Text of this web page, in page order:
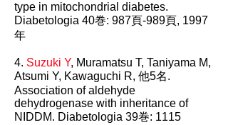
type in mitochondrial diabetes.
Diabetologia 40巻: 987頁-989頁, 1997
年
4. Suzuki Y, Muramatsu T, Taniyama M,
Atsumi Y, Kawaguchi R, 他5名.
Association of aldehyde
dehydrogenase with inheritance of
NIDDM. Diabetologia 39巻: 1115